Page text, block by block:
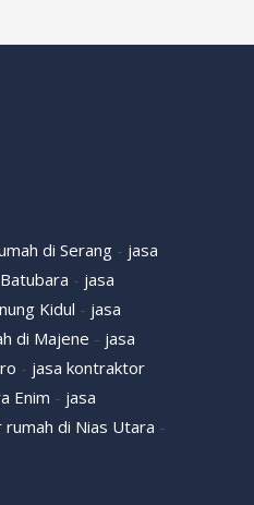
di Serang - jasa
- jasa
Kidul - jasa
di Majene - jasa
- jasa kontraktor
Enim - jasa
di Nias Utara -